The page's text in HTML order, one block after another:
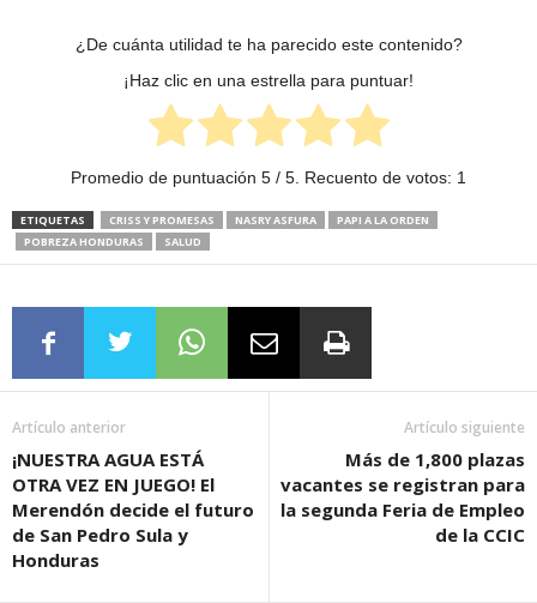
¿De cuánta utilidad te ha parecido este contenido?
¡Haz clic en una estrella para puntuar!
Promedio de puntuación 5 / 5. Recuento de votos: 1
ETIQUETAS CRISS Y PROMESAS NASRY ASFURA
PAPI A LA ORDEN
POBREZA HONDURAS
SALUD
Artículo anterior
¡NUESTRA AGUA ESTÁ
OTRA VEZ EN JUEGO! El
Merendón decide el futuro
de San Pedro Sula y
Honduras
Artículo siguiente
Más de 1,800 plazas
vacantes se registran para
la segunda Feria de Empleo
de la CCIC